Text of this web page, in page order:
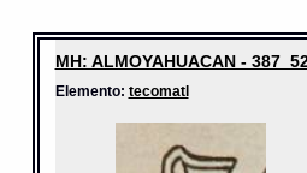
MH: ALMOYAHUACAN -
Elemento: tecomatl